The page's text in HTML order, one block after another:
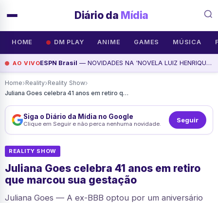
Diário da Mídia
HOME DM PLAY ANIME GAMES MÚSICA
AO VIVOESPN Brasil — NOVIDADES NA 'NOVELA LUIZ HENRIQUE E FLAMENGO' | VASCO ATIVO NO MERCADO | O FUTURO DE FABINHO, assista agora
Home›Reality›Reality Show›
Juliana Goes celebra 41 anos em retiro que marcou sua gestação
Siga o Diário da Mídia no Google
Clique em Seguir e não perca nenhuma novidade. Seguir
REALITY SHOW
Juliana Goes celebra 41 anos em retiro
que marcou sua gestação
Juliana Goes — A ex-BBB optou por um aniversário